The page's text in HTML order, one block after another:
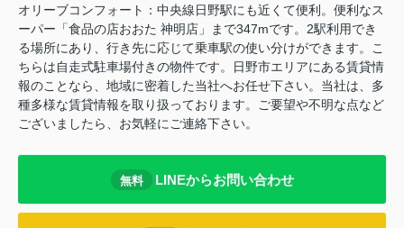
オリーブコンフォート：中央線日野駅にも近くて便利。便利なス
ーパー「食品の店おおた 神明店」まで347mです。2駅利用でき
る場所にあり、行き先に応じて乗車駅の使い分けができます。こ
ちらは自走式駐車場付きの物件です。日野市エリアにある賃貸情
報のことなら、地域に密着した当社へお任せ下さい。当社は、多
種多様な賃貸情報を取り扱っております。ご要望や不明な点など
ございましたら、お気軽にご連絡下さい。
無料 LINEからお問い合わせ